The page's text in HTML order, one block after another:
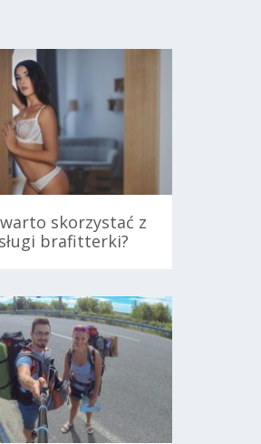
warto skorzystać z
brafitterki?